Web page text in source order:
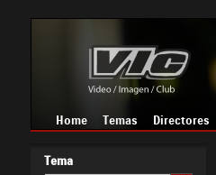
Home Temas Directores
Tema